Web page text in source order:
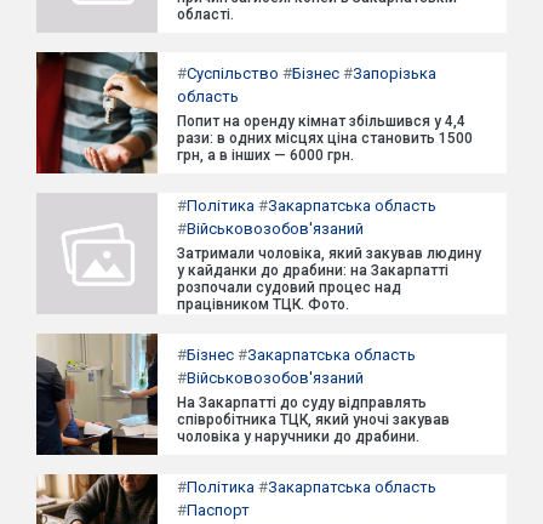
області.
#Суспільство #Бізнес #Запорізька
область
Попит на оренду кімнат збільшився у 4,4
рази: в одних місцях ціна становить 1500
грн, а в інших — 6000 грн.
#Політика #Закарпатська область
#Військовозобов'язаний
Затримали чоловіка, який закував людину
у кайданки до драбини: на Закарпатті
розпочали судовий процес над
працівником ТЦК. Фото.
#Бізнес #Закарпатська область
#Військовозобов'язаний
На Закарпатті до суду відправлять
співробітника ТЦК, який уночі закував
чоловіка у наручники до драбини.
#Політика #Закарпатська область
#Паспорт